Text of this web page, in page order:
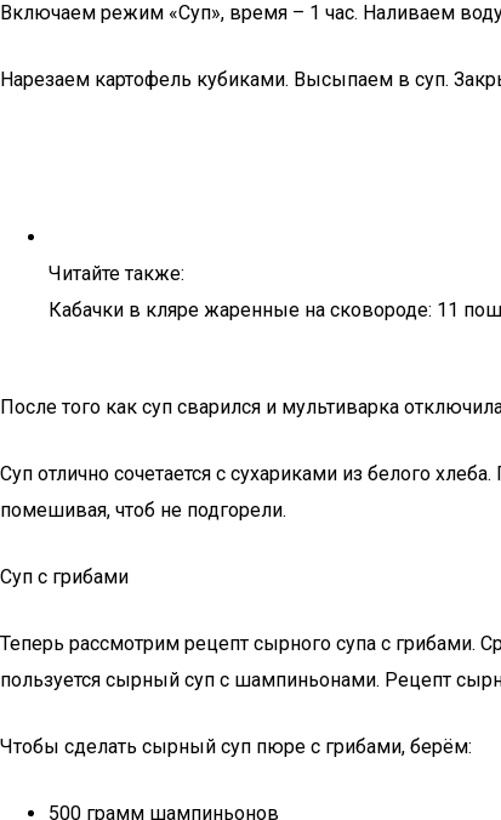
Включаем режим «Суп», время – 1 час. Наливаем
Нарезаем картофель кубиками. Высыпаем в суп.
Читайте также:
Кабачки в кляре жаренные на сковороде: 11
После того как суп сварился и мультиварка
Суп отлично сочетается с сухариками из белого
помешивая, чтоб не подгорели.
Суп с грибами
Теперь рассмотрим рецепт сырного супа с
пользуется сырный суп с шампиньонами. Рецепт
Чтобы сделать сырный суп пюре с грибами, берём:
500 грамм шампиньонов